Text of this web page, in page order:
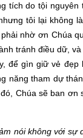
tích do tội
tôi lại không
nhờ ơn Chúa
tránh điều dữ,
để gìn giữ vẻ
năng tham dự
Chúa sẽ ban
nói không với